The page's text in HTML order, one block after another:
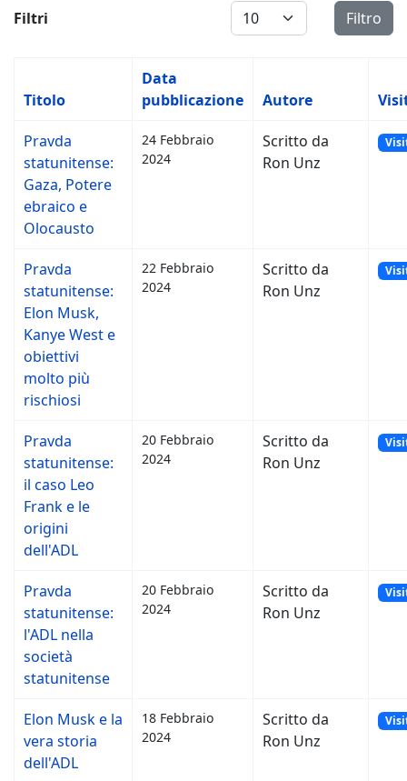
Filtri Visualizza # Filtro
Titolo
Data
pubblicazione
Autore
Pravda
statunitense:
Gaza, Potere
ebraico e
Olocausto
24 Febbraio
2024
Scritto da
Ron Unz
Pravda
statunitense:
Elon Musk,
Kanye West e
obiettivi
molto più
rischiosi
22 Febbraio
2024
Scritto da
Ron Unz
Pravda
statunitense:
il caso Leo
Frank e le
origini
dell'ADL
20 Febbraio
2024
Scritto da
Ron Unz
Pravda
statunitense:
l'ADL nella
società
statunitense
20 Febbraio
2024
Scritto da
Ron Unz
Elon Musk e la
vera storia
dell'ADL
18 Febbraio
2024
Scritto da
Ron Unz